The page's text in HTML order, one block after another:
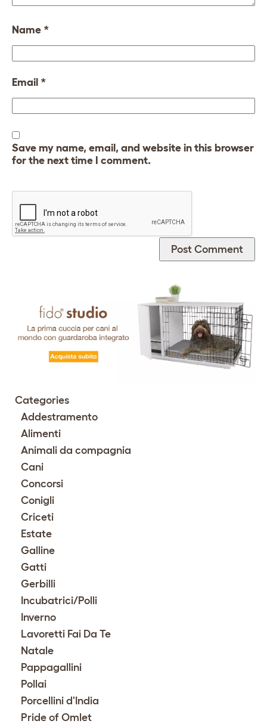
Name *
Email *
Save my name, email, and website in this browser
for the next time I comment.
Categories
Addestramento
Alimenti
Animali da compagnia
Cani
Concorsi
Conigli
Criceti
Estate
Galline
Gatti
Gerbilli
Incubatrici/Polli
Inverno
Lavoretti Fai Da Te
Natale
Pappagallini
Pollai
Porcellini d'India
Pride of Omlet